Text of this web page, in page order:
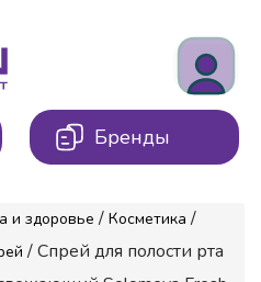
Бренды
и здоровье / Косметика /
/ Спрей для полости рта